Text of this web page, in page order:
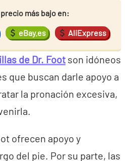
más bajo en:
eBay.es AliExpress
de Dr. Foot son idóneos
que buscan darle apoyo a
la pronación excesiva,
ofrecen apoyo y
del pie. Por su parte, las